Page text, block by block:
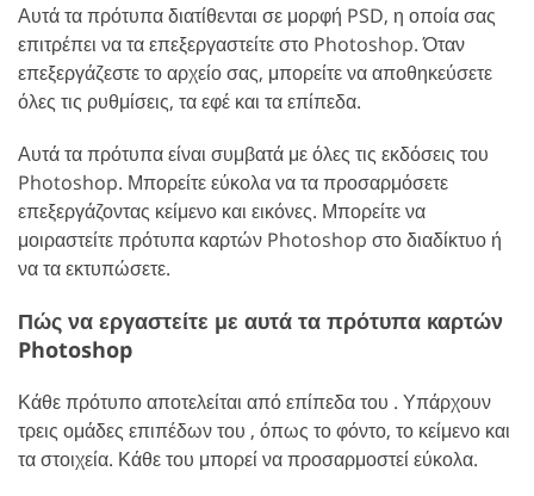
Αυτά τα πρότυπα διατίθενται σε μορφή PSD, η οποία σας
επιτρέπει να τα επεξεργαστείτε στο Photoshop. Όταν
επεξεργάζεστε το αρχείο σας, μπορείτε να αποθηκεύσετε
όλες τις ρυθμίσεις, τα εφέ και τα επίπεδα.
Αυτά τα πρότυπα είναι συμβατά με όλες τις εκδόσεις του
Photoshop. Μπορείτε εύκολα να τα προσαρμόσετε
επεξεργάζοντας κείμενο και εικόνες. Μπορείτε να
μοιραστείτε πρότυπα καρτών Photoshop στο διαδίκτυο ή
να τα εκτυπώσετε.
Πώς να εργαστείτε με αυτά τα πρότυπα καρτών
Photoshop
Κάθε πρότυπο αποτελείται από επίπεδα του . Υπάρχουν
τρεις ομάδες επιπέδων του , όπως το φόντο, το κείμενο και
τα στοιχεία. Κάθε του μπορεί να προσαρμοστεί εύκολα.